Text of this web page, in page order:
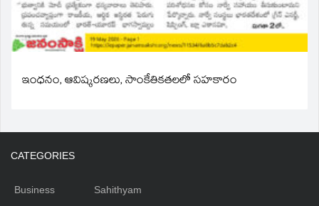
ఇంధనం, ఆవిష్కరణలు, సాంకేతికతలలో సహకారం
CATEGORIES
Business
Sahithyam